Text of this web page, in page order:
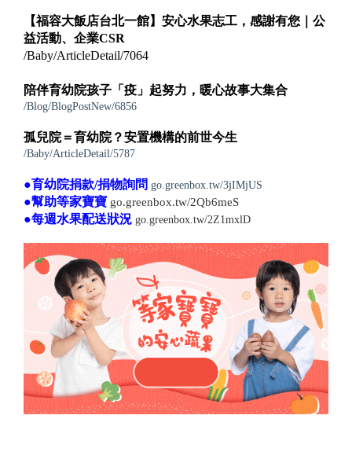
【福容大飯店台北一館】安心水果志工，感謝有您｜公
益活動、企業CSR
/Baby/ArticleDetail/7064
陪伴育幼院孩子「疫」起努力，暖心故事大集合
/Blog/BlogPostNew/6856
孤兒院＝育幼院？安置機構的前世今生
/Baby/ArticleDetail/5787
●育幼院捐款/捐物詢問 go.greenbox.tw/3jIMjUS
●幫助等家寶寶 go.greenbox.tw/2Qb6meS
●每週水果配送狀況 go.greenbox.tw/2Z1mxlD